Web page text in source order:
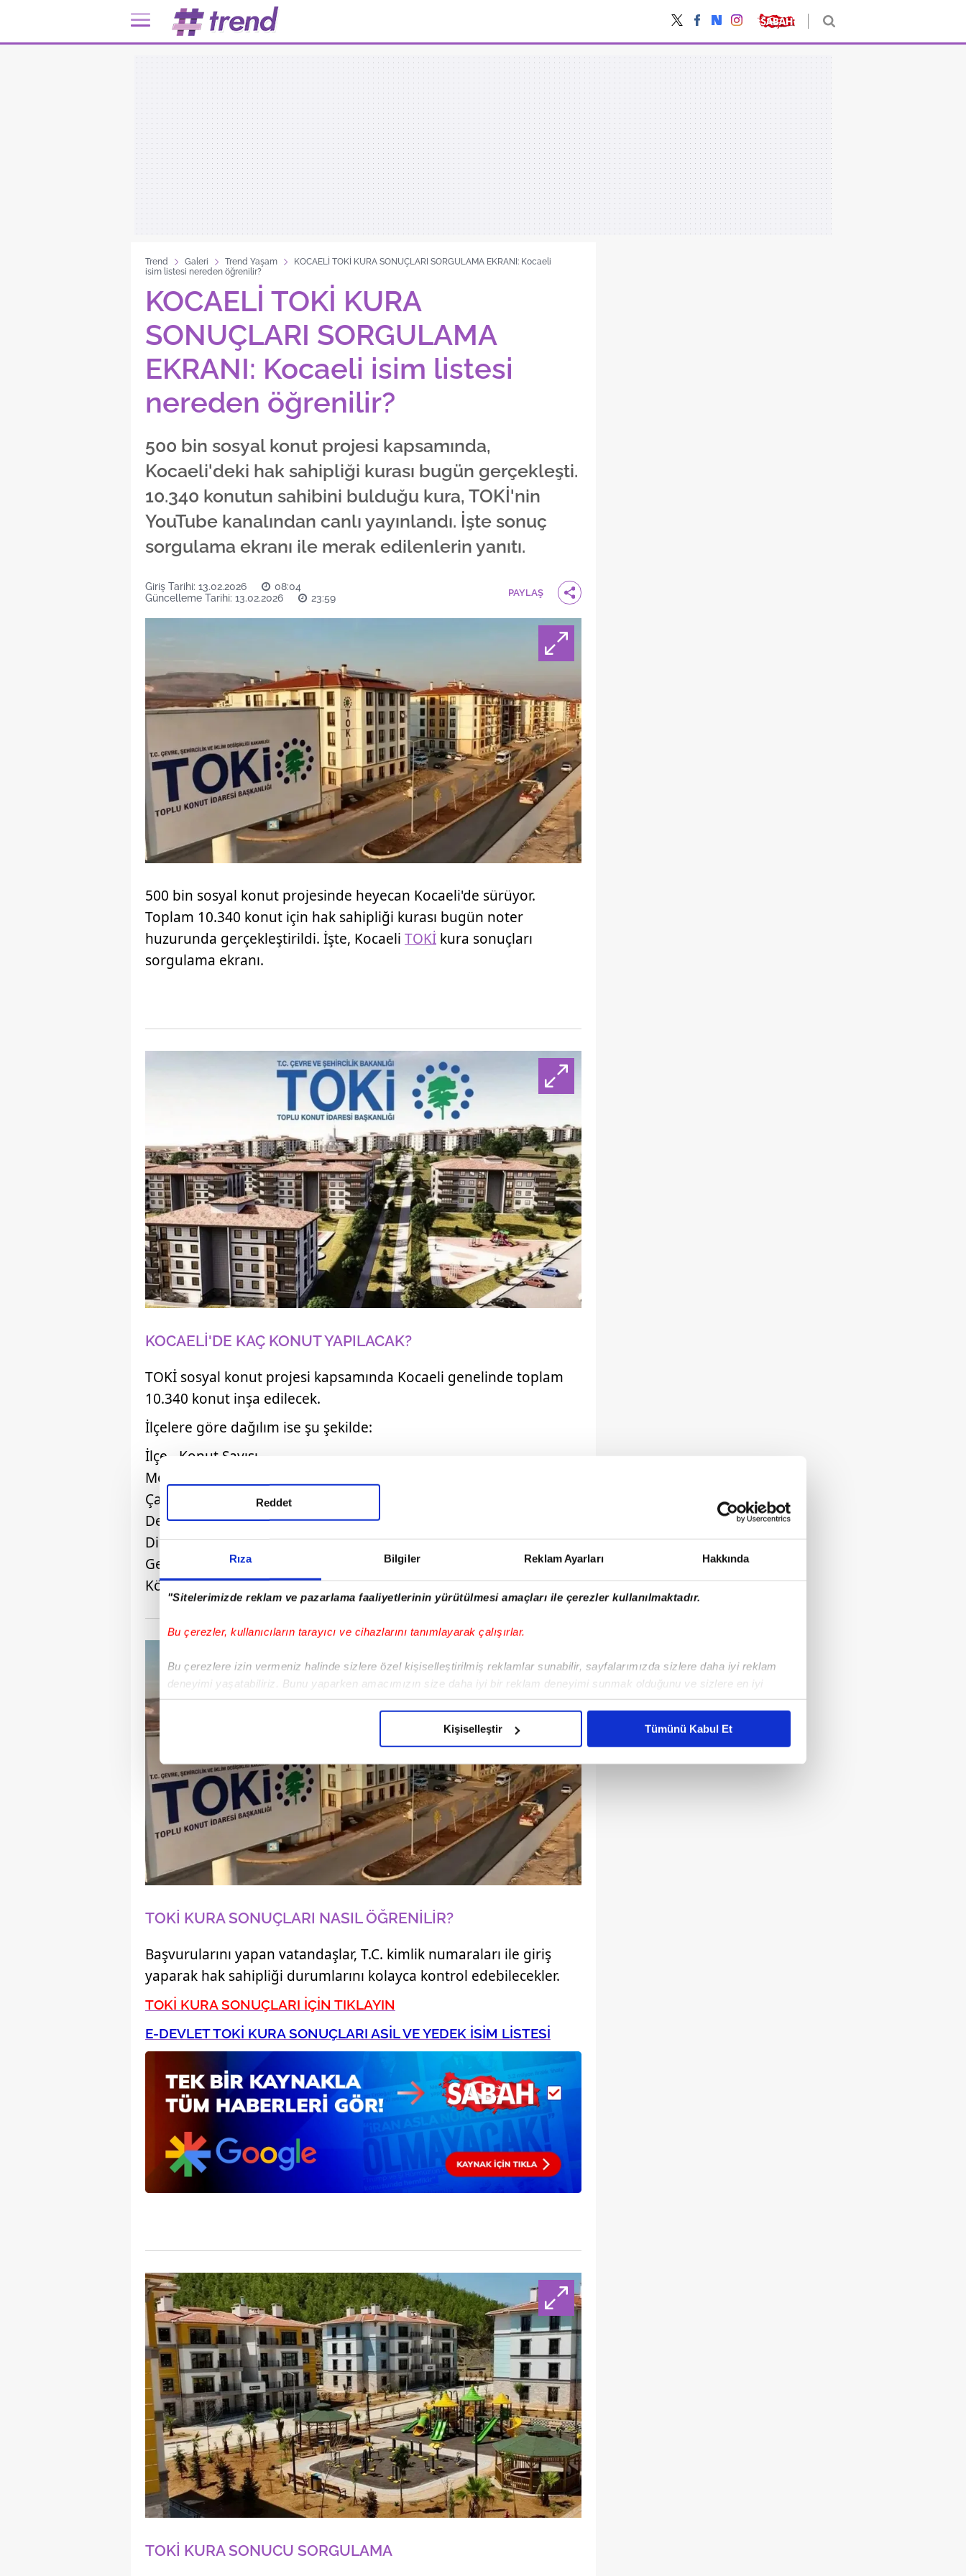
Rıza Bilgiler Reklam Ayarları Hakkında
"Sitelerimizde reklam ve pazarlama faaliyetlerinin yürütülmesi amaçları ile çerezler kullanılmaktadır.
Bu çerezler, kullanıcıların tarayıcı ve cihazlarını tanımlayarak çalışırlar.
Bu çerezlere izin vermeniz halinde sizlere özel kişiselleştirilmiş reklamlar sunabilir, sayfalarımızda sizlere daha iyi reklam
deneyimi yaşatabiliriz. Bunu yaparken amacımızın size daha iyi bir reklam deneyimi sunmak olduğunu ve sizlere en iyi
içerikleri sunabilmek adına elimizden gelen çabayı gösterdiğimizi ve bu noktada, reklamların maliyetlerimizi karşılamak
Sizlere daha iyi bir hizmet sunabilmek için İnternet Sitemizde kendimize ve üçüncü kişilere ait çerezler kullanılmaktadır. Bu
çerezler vasıtasıyla çeşitli kişisel verileriniz işlenmekte olup gerekli olan çerezler bilgi toplumu hizmetlerinin sunulması
amacıyla kullanılmaktadır. Diğer çerezler, sitemizin daha işlevsel kılınması ve kişiselleştirilmesi ve sizlere yönelik
reklam/pazarlama faaliyetlerinin yapılması, amaçlarıyla sınırlı olarak açık rızanız dahilinde kullanılacaktır.
Çerezlere ilişkin tercihlerinizi aşağıda yer alan panel vasıtasıyla belirleyebilirsiniz. Çerezlere ilişkin detaylı bilgi için Ayarlar
6698 sayılı Kişisel Verilerin Korunması Kanunu uyarınca hazırlanmış Aydınlatma Metnimizi okumak ve sitemizde ilgili
Reddet
Kişiselleştir Tümünü Kabul Et
Trend Galeri Trend Yaşam
KOCAELİ TOKİ KURA SONUÇLARI SORGULAMA EKRANI: Kocaeli
isim listesi nereden öğrenilir?
KOCAELİ TOKİ KURA
SONUÇLARI SORGULAMA
EKRANI: Kocaeli isim listesi
nereden öğrenilir?
500 bin sosyal konut projesi kapsamında,
Kocaeli'deki hak sahipliği kurası bugün gerçekleşti.
10.340 konutun sahibini bulduğu kura, TOKİ'nin
YouTube kanalından canlı yayınlandı. İşte sonuç
sorgulama ekranı ile merak edilenlerin yanıtı.
Giriş Tarihi: 13.02.2026
08:04
Güncelleme Tarihi: 13.02.2026
23:59 PAYLAŞ
500 bin sosyal konut projesinde heyecan Kocaeli'de sürüyor.
Toplam 10.340 konut için hak sahipliği kurası bugün noter
huzurunda gerçekleştirildi. İşte, Kocaeli TOKİ kura sonuçları
sorgulama ekranı.
KOCAELİ'DE KAÇ KONUT YAPILACAK?
TOKİ sosyal konut projesi kapsamında Kocaeli genelinde toplam
10.340 konut inşa edilecek.
İlçelere göre dağılım ise şu şekilde:
İlçe
Konut Sayısı
Merkez
Çayırova
Derince90
Dilovası1.750
Gebze
Körfez1.200
TOKİ KURA SONUÇLARI NASIL ÖĞRENİLİR?
Başvurularını yapan vatandaşlar, T.C. kimlik numaraları ile giriş
yaparak hak sahipliği durumlarını kolayca kontrol edebilecekler.
TOKİ KURA SONUÇLARI İÇİN TIKLAYIN
E-DEVLET TOKİ KURA SONUÇLARI ASİL VE YEDEK İSİM LİSTESİ
TOKİ KURA SONUCU SORGULAMA